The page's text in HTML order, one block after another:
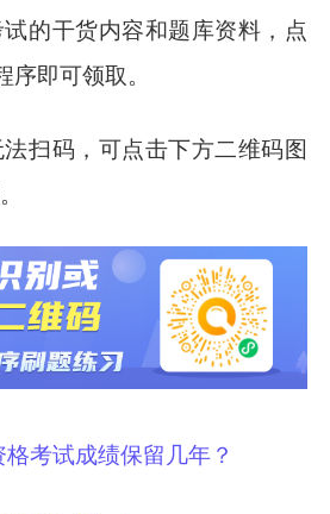
的干货内容和题库资料，点
序即可领取。
扫码，可点击下方二维码图
考试成绩保留几年？